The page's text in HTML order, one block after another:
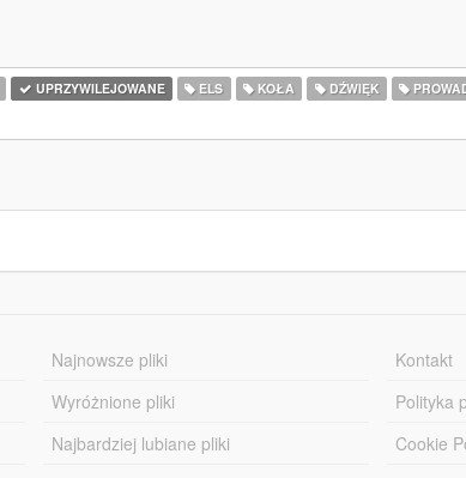
UPRZYWILEJOWANE ELS KOŁA DŹWIĘK
Najnowsze pliki
Wyróżnione pliki
Najbardziej lubiane pliki
Kontakt
Polityka
Cookie